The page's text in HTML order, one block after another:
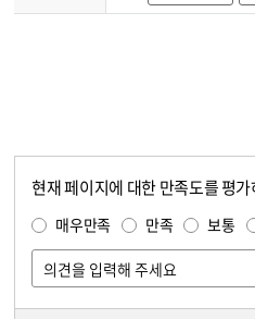
현재 페이지에 대한 만족도를 평
매우만족 만족 보통